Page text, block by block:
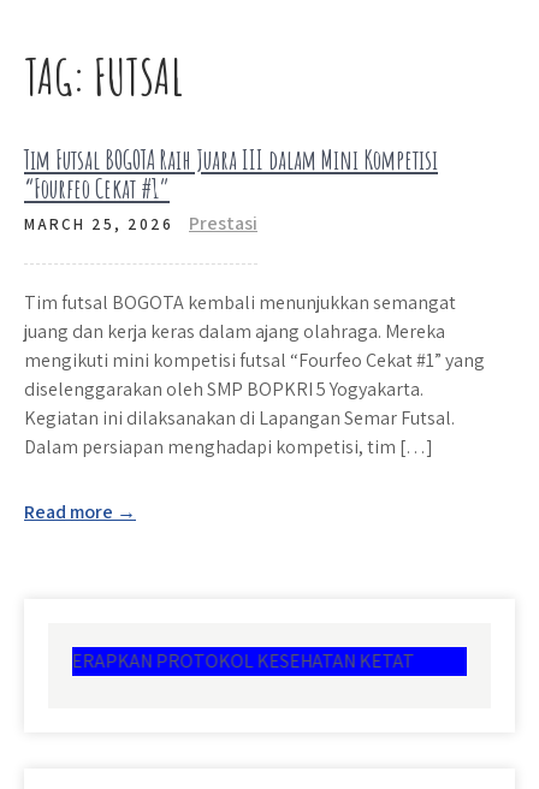
TAG: FUTSAL
Tim Futsal BOGOTA Raih Juara III dalam Mini Kompetisi
“Fourfeo Cekat #1”
MARCH 25, 2026 Prestasi
Tim futsal BOGOTA kembali menunjukkan semangat
juang dan kerja keras dalam ajang olahraga. Mereka
mengikuti mini kompetisi futsal “Fourfeo Cekat #1” yang
diselenggarakan oleh SMP BOPKRI 5 Yogyakarta.
Kegiatan ini dilaksanakan di Lapangan Semar Futsal.
Dalam persiapan menghadapi kompetisi, tim […]
Read more →
MENERAPKAN PROTOKOL KESEHATAN KETAT